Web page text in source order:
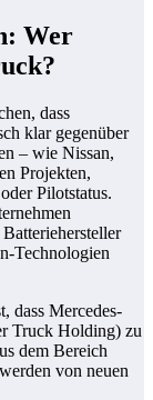
Wer
dass
klar gegenüber
– wie Nissan,
Projekten,
Pilotstatus.
Technologien
dass Mercedes-
Truck Holding) zu
dem Bereich
von neuen